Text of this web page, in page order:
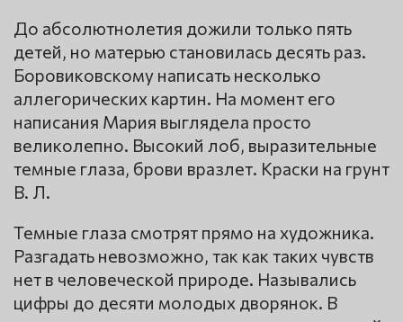
До абсолютнолетия дожили только пять
детей, но матерью становилась десять раз.
Боровиковскому написать несколько
аллегорических картин. На момент его
написания Мария выглядела просто
великолепно. Высокий лоб, выразительные
темные глаза, брови вразлет. Краски на грунт
В. Л.
Темные глаза смотрят прямо на художника.
Разгадать невозможно, так как таких чувств
нет в человеческой природе. Назывались
цифры до десяти молодых дворянок. В